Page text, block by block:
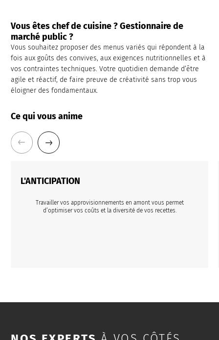
Vous êtes chef de cuisine ? Gestionnaire de
marché public ?
Vous souhaitez proposer des menus variés qui répondent à la
fois aux goûts des convives, aux exigences nutritionnelles et à
vos contraintes techniques. Votre quotidien demande d’être
agile et réactif, de faire preuve de créativité sans trop vous
éloigner des fondamentaux.
Ce qui vous anime
L'ANTICIPATION
Travailler vos approvisionnements en amont vous permet
d’optimiser vos coûts et la diversité de vos recettes.